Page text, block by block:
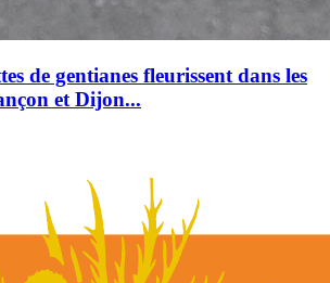
de gentianes fleurissent dans les
et Dijon...